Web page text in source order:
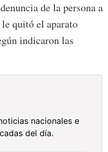
de la persona a
quitó el aparato
indicaron las
nacionales e
del día.